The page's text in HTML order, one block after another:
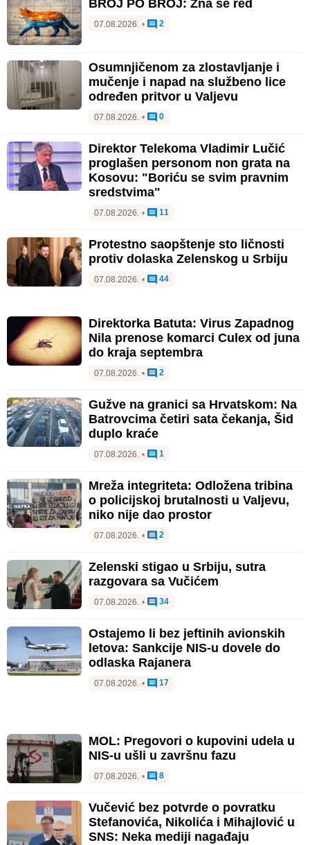
BROJ PO BROJ: Zna se red
07.08.2026. • 2
Osumnjičenom za zlostavljanje i
mučenje i napad na službeno lice
određen pritvor u Valjevu
07.08.2026. • 0
Direktor Telekoma Vladimir Lučić
proglašen personom non grata na
Kosovu: "Boriću se svim pravnim
sredstvima"
07.08.2026. • 11
Protestno saopštenje sto ličnosti
protiv dolaska Zelenskog u Srbiju
07.08.2026. • 44
Direktorka Batuta: Virus Zapadnog
Nila prenose komarci Culex od juna
do kraja septembra
07.08.2026. • 2
Gužve na granici sa Hrvatskom: Na
Batrovcima četiri sata čekanja, Šid
duplo kraće
07.08.2026. • 1
Mreža integriteta: Odložena tribina
o policijskoj brutalnosti u Valjevu,
niko nije dao prostor
07.08.2026. • 2
Zelenski stigao u Srbiju, sutra
razgovara sa Vučićem
07.08.2026. • 34
Ostajemo li bez jeftinih avionskih
letova: Sankcije NIS-u dovele do
odlaska Rajanera
07.08.2026. • 17
MOL: Pregovori o kupovini udela u
NIS-u ušli u završnu fazu
07.08.2026. • 8
Vučević bez potvrde o povratku
Stefanovića, Nikolića i Mihajlović u
SNS: Neka mediji nagađaju